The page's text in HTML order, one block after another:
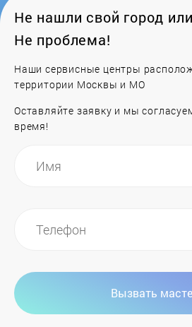
HIBERG
Jackys
Не нашли свой город
Не проблема!
Наши сервисные центры
территории Москвы и МО
Оставляйте заявку и мы
время!
Вызвать